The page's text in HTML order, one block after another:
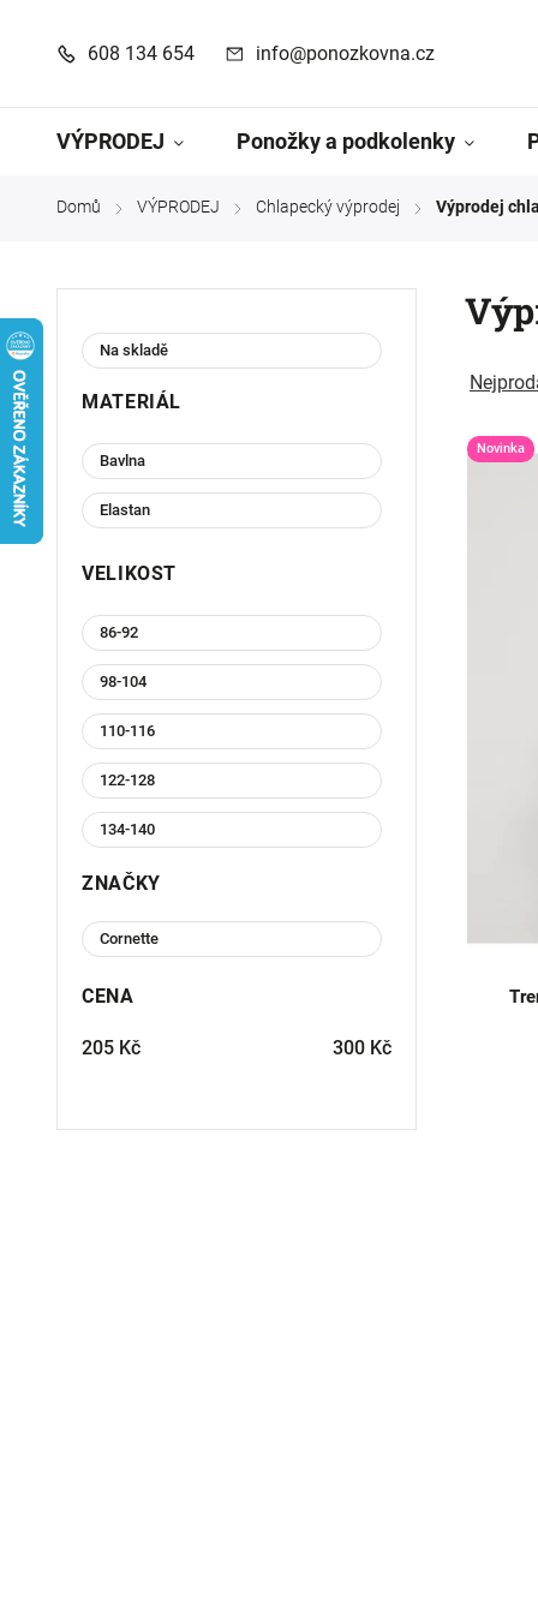
608 134 654 info@ponozkovna.cz
VÝPRODEJ Ponožky a podkolenky
Domů / VÝPRODEJ / Chlapecký výprodej / Výprodej
CENA
205 Kč 300 Kč
Na skladě
ZNAČKY
Cornette
MATERIÁL
Bavlna
Elastan
VELIKOST
86-92
98-104
110-116
122-128
134-140
146-152
158-164
Novinka